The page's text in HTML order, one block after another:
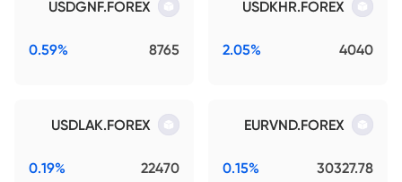
USDKHR.FOREX
4040
2.05%
USDGNF.FOREX
8765
0.59%
EURVND.FOREX
30327.78
0.15%
USDLAK.FOREX
22470
0.19%